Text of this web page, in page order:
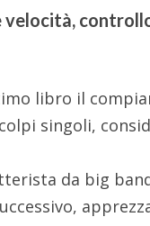
velocità,
libro il
singoli,
da big